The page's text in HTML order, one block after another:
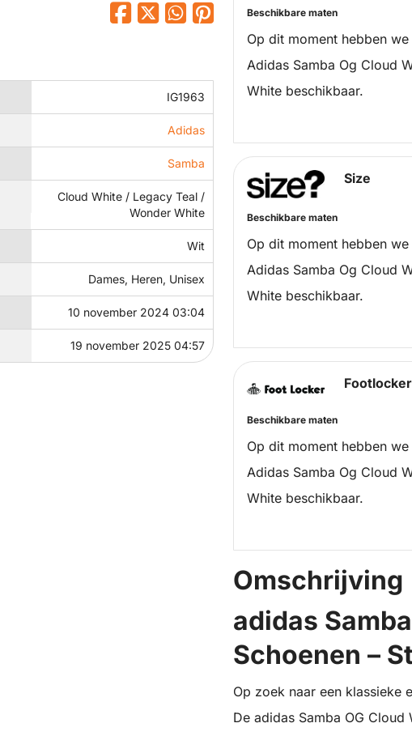
IG1963
Adidas
Samba
Cloud White / Legacy Teal /
Wonder White
Wit
Dames, Heren, Unisex
10 november 2024 03:04
19 november 2025 04:57
Beschikbare maten
Op dit moment hebben
Adidas Samba Og Cloud
White beschikbaar.
Size
Beschikbare maten
Op dit moment hebben
Adidas Samba Og Cloud
White beschikbaar.
Footlocker
Beschikbare maten
Op dit moment hebben
Adidas Samba Og Cloud
White beschikbaar.
Omschrijving
adidas
Schoenen –
Op zoek naar een klassieke
De adidas Samba OG